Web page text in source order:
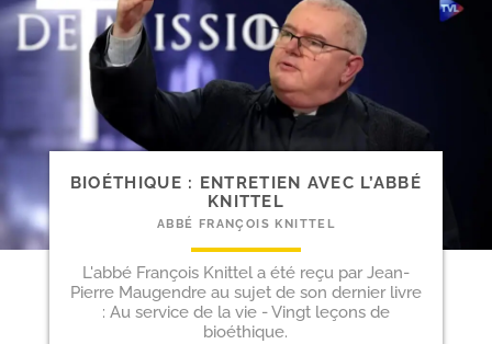
BIOÉTHIQUE : ENTRETIEN AVEC L’ABBÉ
KNITTEL
ABBÉ FRANÇOIS KNITTEL
L'abbé François Knittel a été reçu par Jean-
Pierre Maugendre au sujet de son dernier livre
: Au service de la vie - Vingt leçons de
bioéthique.